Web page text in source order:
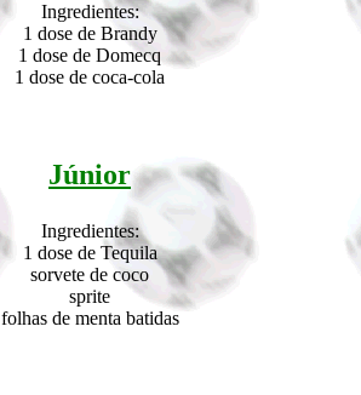
Ingredientes:
1 dose de Brandy
1 dose de Domecq
1 dose de coca-cola
Júnior
Ingredientes:
1 dose de Tequila
sorvete de coco
sprite
folhas de menta batidas